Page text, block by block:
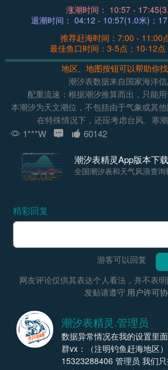
涨潮时间： 10:57 -
退潮时间： 04:12 - 10:57(1.0
推荐赶海时间：7:00 - 11:00
最佳鱼口时间：3-5点；10-12点
地区、地图按钮可以帮助你
潮汐表数据来自国家海洋
配重流速：根据潮汐推算而出，只能用
本潮汐为天文潮位，不包括由于气象或其
在特殊情况下，还应考虑台风、寒潮
1***W 60142
潮汐表精灵App版本下载
全国潮汐表和天气风浪查询
精彩回复
游客可以回复
网友评论仅供其表达个人看法，并不表
发贴请遵守 用户许可
潮汐表精灵.管理员
数据异常情况在我的设置里
群vx：（注明钓鱼赶海地区
15323288406 管理员 我们